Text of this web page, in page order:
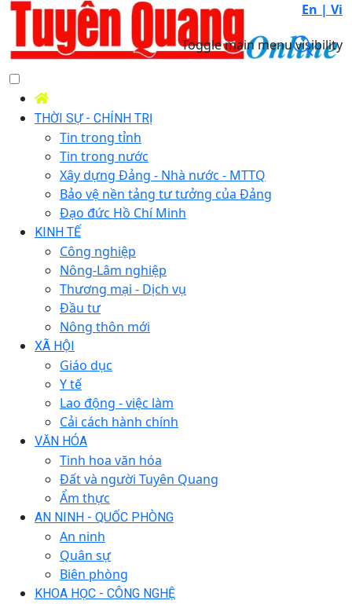
En | Vi
Toggle main menu visibility
THỜI SỰ - CHÍNH TRỊ
Tin trong tỉnh
Tin trong nước
Xây dựng Đảng - Nhà nước - MTTQ
Bảo vệ nền tảng tư tưởng của Đảng
Đạo đức Hồ Chí Minh
KINH TẾ
Công nghiệp
Nông-Lâm nghiệp
Thương mại - Dịch vụ
Đầu tư
Nông thôn mới
XÃ HỘI
Giáo dục
Y tế
Lao động - việc làm
Cải cách hành chính
VĂN HÓA
Tinh hoa văn hóa
Đất và người Tuyên Quang
Ẩm thực
AN NINH - QUỐC PHÒNG
An ninh
Quân sự
Biên phòng
KHOA HỌC - CÔNG NGHỆ